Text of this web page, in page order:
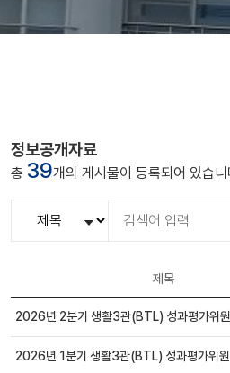
정보공개자료
총 39개의 게시물이 등록되어 있습니
제목
일반
2026년 2분기 생활3관(BTL) 성과평가위원
일반
2026년 1분기 생활3관(BTL) 성과평가위원